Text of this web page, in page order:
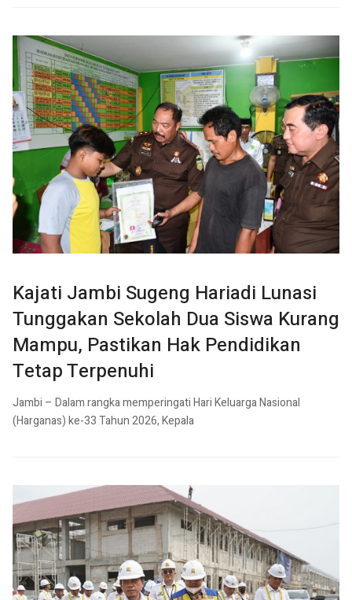
Kajati Jambi Sugeng Hariadi Lunasi
Tunggakan Sekolah Dua Siswa Kurang
Mampu, Pastikan Hak Pendidikan
Tetap Terpenuhi
Jambi – Dalam rangka memperingati Hari Keluarga Nasional
(Harganas) ke-33 Tahun 2026, Kepala